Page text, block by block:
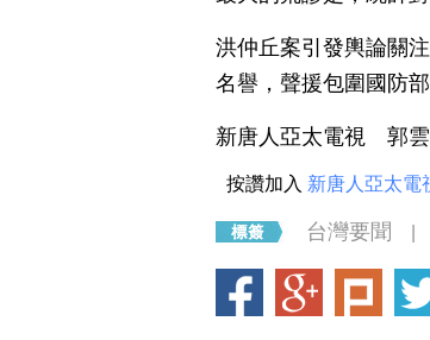
洪仲丘案引發輿論關
名譽，聲援包圍國防
新唐人亞太電視 郭
按讚加入 新唐人亞太電
台灣要聞